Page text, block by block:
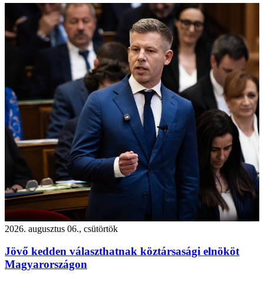
2026. augusztus 06., csütörtök
Jövő kedden választhatnak köztársasági elnököt
Magyarországon